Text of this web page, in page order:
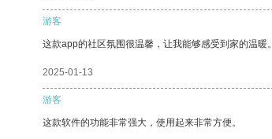
游客
这款app的社区氛围很温馨，让我能够感受到家的温暖。
2025-01-13
游客
这款软件的功能非常强大，使用起来非常方便。